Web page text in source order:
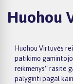
Huohou
Huohou Virtuvės
patikimo
reikmenys“ rasite
palyginti pagal